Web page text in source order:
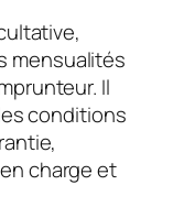
mensualités
Il
conditions
charge et